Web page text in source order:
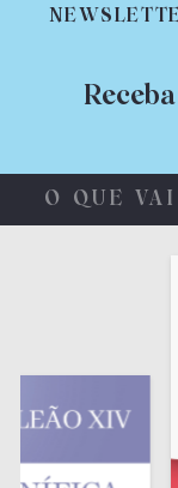
O QUE